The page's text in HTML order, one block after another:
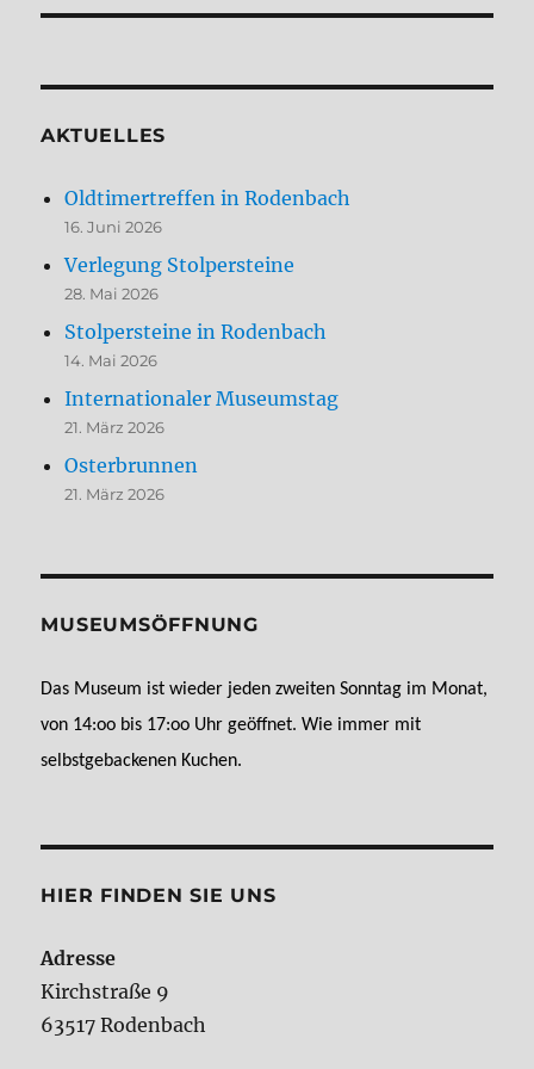
AKTUELLES
Oldtimertreffen in Rodenbach
16. Juni 2026
Verlegung Stolpersteine
28. Mai 2026
Stolpersteine in Rodenbach
14. Mai 2026
Internationaler Museumstag
21. März 2026
Osterbrunnen
21. März 2026
MUSEUMSÖFFNUNG
Das Museum ist wieder jeden zweiten Sonntag im Monat,
von 14:oo bis 17:oo Uhr geöffnet. Wie immer mit
selbstgebackenen Kuchen.
HIER FINDEN SIE UNS
Adresse
Kirchstraße 9
63517 Rodenbach